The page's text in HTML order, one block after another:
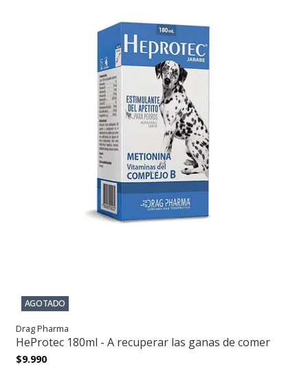
AGOTADO
Drag Pharma
HeProtec 180ml - A recuperar las ganas de comer
$9.990